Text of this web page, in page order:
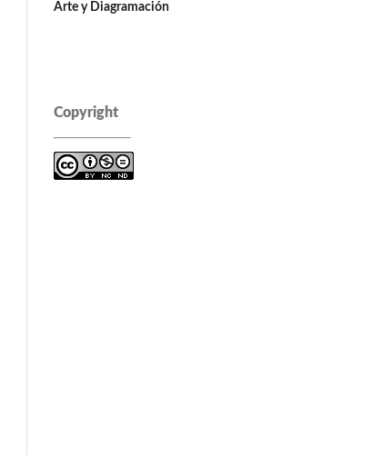
Arte y Diagramación
Copyright